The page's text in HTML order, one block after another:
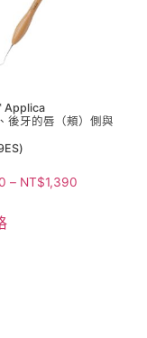
Applica
後牙的唇（頰）側與
– NT$1,390